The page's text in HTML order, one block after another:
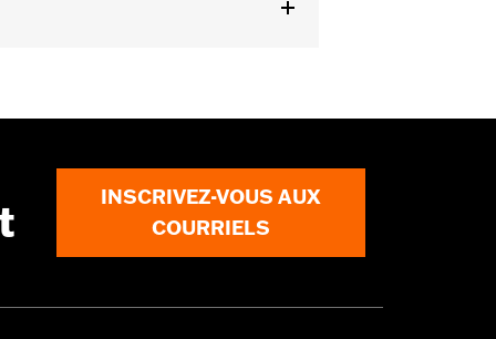
du module de commande du
INSCRIVEZ-VOUS AUX
COURRIELS